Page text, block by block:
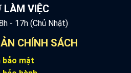
LÀM VIỆC
- 17h (Chủ Nhật)
CHÍNH SÁCH
bảo mật